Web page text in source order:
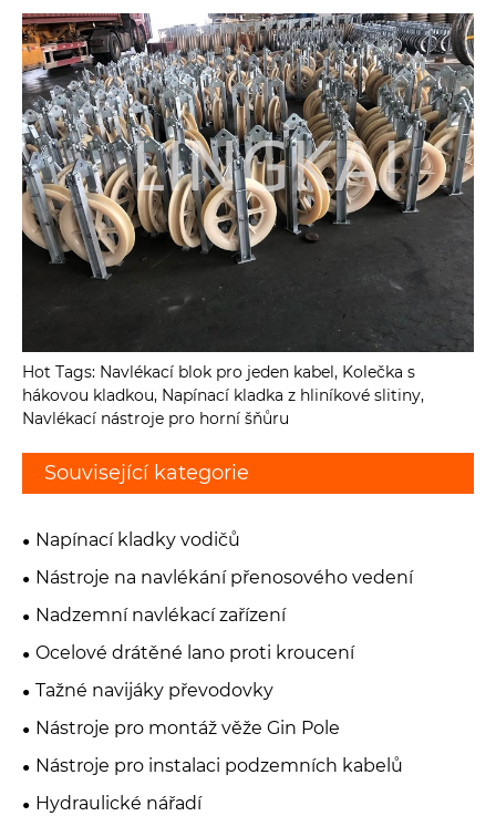
Hot Tags: Navlékací blok pro jeden kabel, Kolečka s
hákovou kladkou, Napínací kladka z hliníkové slitiny,
Navlékací nástroje pro horní šňůru
Související kategorie
Napínací kladky vodičů
Nástroje na navlékání přenosového vedení
Nadzemní navlékací zařízení
Ocelové drátěné lano proti kroucení
Tažné navijáky převodovky
Nástroje pro montáž věže Gin Pole
Nástroje pro instalaci podzemních kabelů
Hydraulické nářadí